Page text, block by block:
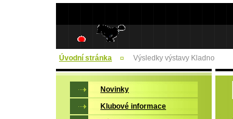
Úvodní stránka Výsledky výstavy Kladno
Novinky
Klubové informace